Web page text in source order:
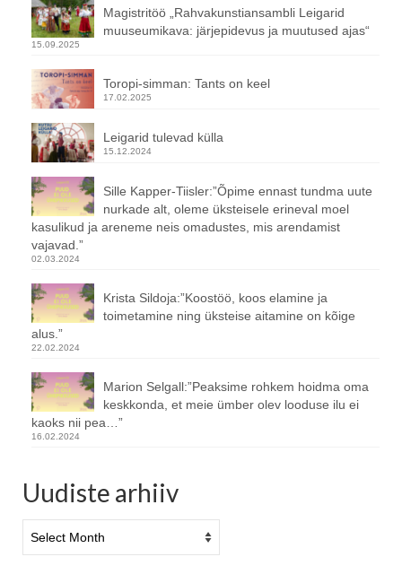
Magistritöö „Rahvakunstiansambli Leigarid
muuseumikava: järjepidevus ja muutused ajas“
15.09.2025
Toropi-simman: Tants on keel
17.02.2025
Leigarid tulevad külla
15.12.2024
Sille Kapper-Tiisler:”Õpime ennast tundma uute
nurkade alt, oleme üksteisele erineval moel
kasulikud ja areneme neis omadustes, mis arendamist
vajavad.”
02.03.2024
Krista Sildoja:”Koostöö, koos elamine ja
toimetamine ning üksteise aitamine on kõige
alus.”
22.02.2024
Marion Selgall:”Peaksime rohkem hoidma oma
keskkonda, et meie ümber olev looduse ilu ei
kaoks nii pea…”
16.02.2024
Uudiste arhiiv
arhiiv